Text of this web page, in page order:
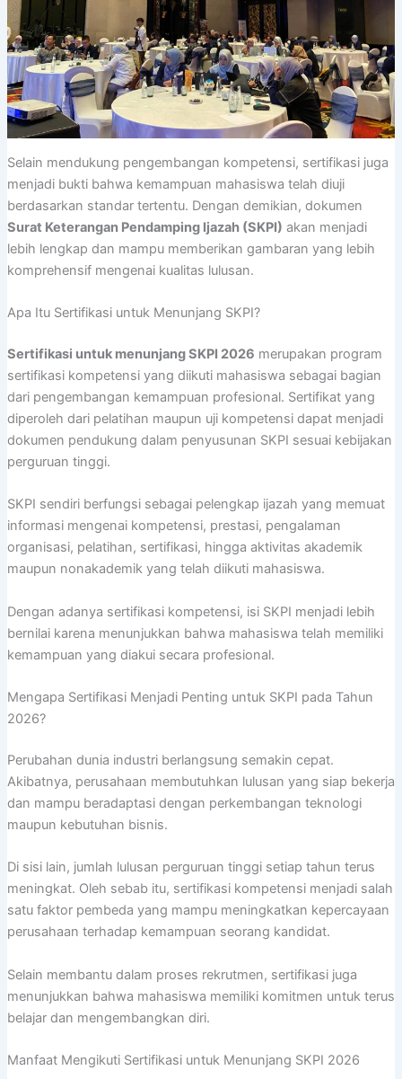
Selain mendukung pengembangan kompetensi, sertifikasi juga
menjadi bukti bahwa kemampuan mahasiswa telah diuji
berdasarkan standar tertentu. Dengan demikian, dokumen
Surat Keterangan Pendamping Ijazah (SKPI) akan menjadi
lebih lengkap dan mampu memberikan gambaran yang lebih
komprehensif mengenai kualitas lulusan.
Apa Itu Sertifikasi untuk Menunjang SKPI?
Sertifikasi untuk menunjang SKPI 2026 merupakan program
sertifikasi kompetensi yang diikuti mahasiswa sebagai bagian
dari pengembangan kemampuan profesional. Sertifikat yang
diperoleh dari pelatihan maupun uji kompetensi dapat menjadi
dokumen pendukung dalam penyusunan SKPI sesuai kebijakan
perguruan tinggi.
SKPI sendiri berfungsi sebagai pelengkap ijazah yang memuat
informasi mengenai kompetensi, prestasi, pengalaman
organisasi, pelatihan, sertifikasi, hingga aktivitas akademik
maupun nonakademik yang telah diikuti mahasiswa.
Dengan adanya sertifikasi kompetensi, isi SKPI menjadi lebih
bernilai karena menunjukkan bahwa mahasiswa telah memiliki
kemampuan yang diakui secara profesional.
Mengapa Sertifikasi Menjadi Penting untuk SKPI pada Tahun
2026?
Perubahan dunia industri berlangsung semakin cepat.
Akibatnya, perusahaan membutuhkan lulusan yang siap bekerja
dan mampu beradaptasi dengan perkembangan teknologi
maupun kebutuhan bisnis.
Di sisi lain, jumlah lulusan perguruan tinggi setiap tahun terus
meningkat. Oleh sebab itu, sertifikasi kompetensi menjadi salah
satu faktor pembeda yang mampu meningkatkan kepercayaan
perusahaan terhadap kemampuan seorang kandidat.
Selain membantu dalam proses rekrutmen, sertifikasi juga
menunjukkan bahwa mahasiswa memiliki komitmen untuk terus
belajar dan mengembangkan diri.
Manfaat Mengikuti Sertifikasi untuk Menunjang SKPI 2026